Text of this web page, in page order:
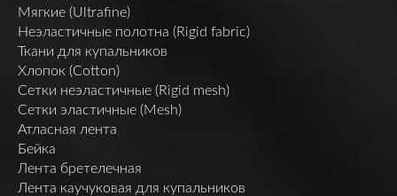
Мягкие (Ultrafine)
Неэластичные полотна (Rigid fabric)
Ткани для купальников
Хлопок (Cotton)
Сетки неэластичные (Rigid mesh)
Сетки эластичные (Mesh)
Атласная лента
Бейка
Лента бретелечная
Лента каучуковая для купальников